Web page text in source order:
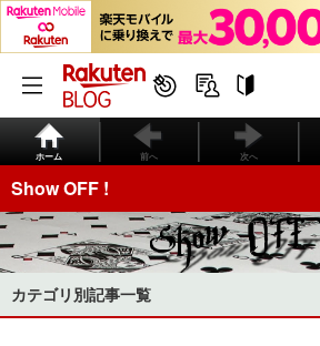
ホーム 前へ 次へ
Show OFF !
カテゴリ別記事一覧